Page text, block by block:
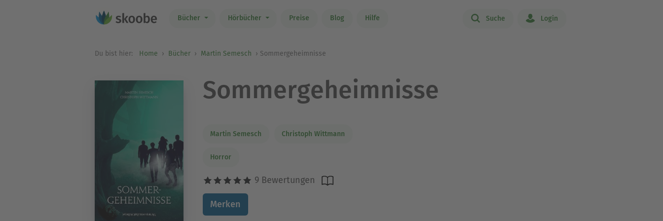
Bücher Hörbücher Preise Blog Hilfe Suche Login
Du bist hier: Home Bücher Martin Semesch Sommergeheimnisse
Sommergeheimnisse
Martin Semesch Christoph Wittmann
Horror
9 Bewertungen
Merken